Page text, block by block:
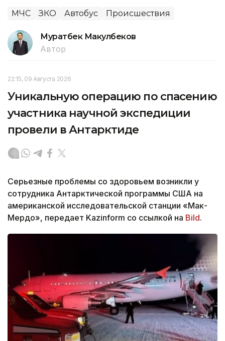
МЧС ЗКО Автобус Происшествия
Муратбек Макулбеков
Автор
22:15, 09 Августа 2026
Уникальную операцию по спасению
участника научной экспедиции
провели в Антарктиде
Серьезные проблемы со здоровьем возникли у
сотрудника Антарктической программы США на
американской исследовательской станции «Мак-
Мердо», передает Kazinform со ссылкой на Bild.